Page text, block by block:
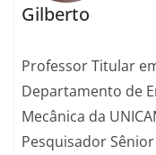
Gilberto
Professor Titular
Departamento de
Mecânica da
Pesquisador